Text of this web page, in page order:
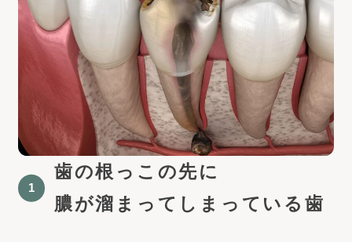
歯の根っこの先に
膿が溜まってしまっている歯